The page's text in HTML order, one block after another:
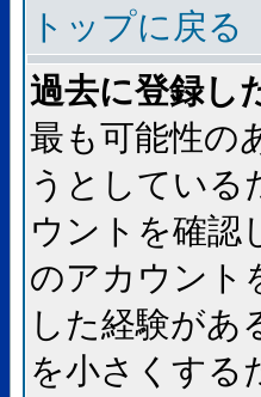
トップに戻る
過去に登録し
最も可能性の
うとしている
ウントを確認
のアカウント
した経験があ
を小さくする